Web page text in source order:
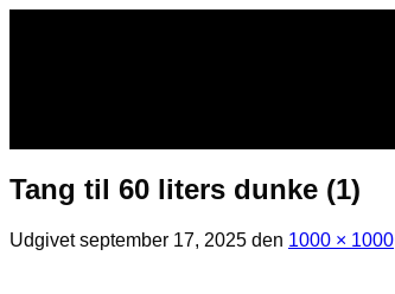
Tang til 60 liters dunke (1)
Udgivetseptember 17, 2025 den 1000 × 1000